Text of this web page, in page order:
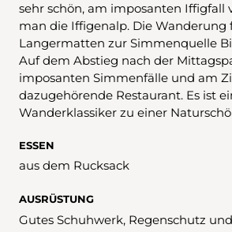
sehr schön, am imposanten Iffigfall
man die Iffigenalp. Die Wanderung führt über Ritz,
Langermatten zur Simmenquelle
Auf dem Abstieg nach der
imposanten Simmenfälle und am
dazugehörende Restaurant. Es ist
Wanderklassiker zu einer
ESSEN
aus dem Rucksack
AUSRÜSTUNG
Gutes Schuhwerk, Regenschutz